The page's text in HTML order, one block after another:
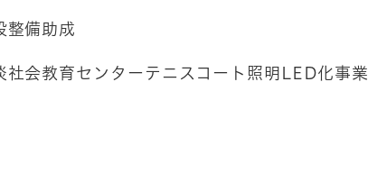
整備助成
社会教育センターテニスコート照明LED化事業